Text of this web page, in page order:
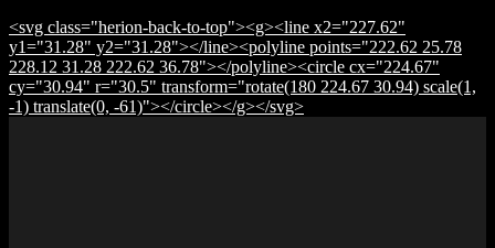
<svg class="herion-back-to-top"><g><line x2="227.62"
y1="31.28" y2="31.28"></line><polyline points="222.62 25.78
228.12 31.28 222.62 36.78"></polyline><circle cx="224.67"
cy="30.94" r="30.5" transform="rotate(180 224.67 30.94) scale(1,
-1) translate(0, -61)"></circle></g></svg>